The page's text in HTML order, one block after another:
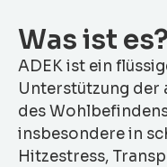
Was ist es?
ADEK ist ein
Unterstützung der
des
insbesondere in
Hitzestress,